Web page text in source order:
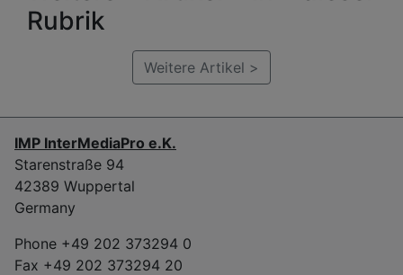
Rubrik
Weitere Artikel >
IMP InterMediaPro e.K.
Starenstraße 94
42389 Wuppertal
Germany
Phone +49 202 373294 0
Fax +49 202 373294 20